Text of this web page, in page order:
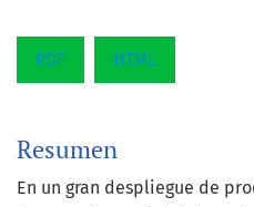
PDF HTML
Resumen
En un gran despliegue de